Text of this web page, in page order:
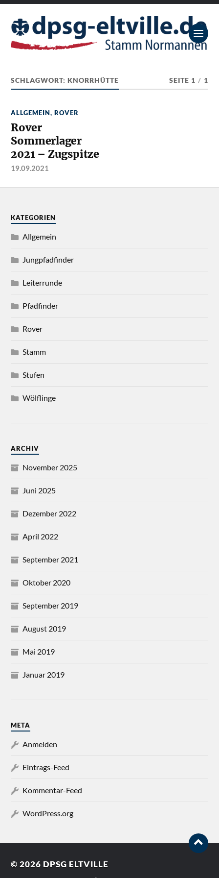
SCHLAGWORT:KNORRHÜTTE SEITE 1 / 1
ALLGEMEIN,ROVER
Rover
Sommerlager
2021 – Zugspitze
19.09.2021
KATEGORIEN
Allgemein
Jungpfadfinder
Leiterrunde
Pfadfinder
Rover
Stamm
Stufen
Wölflinge
ARCHIV
November 2025
Juni 2025
Dezember 2022
April 2022
September 2021
Oktober 2020
September 2019
August 2019
Mai 2019
Januar 2019
META
Anmelden
Eintrags-Feed
Kommentar-Feed
WordPress.org
© 2026 DPSG ELTVILLE